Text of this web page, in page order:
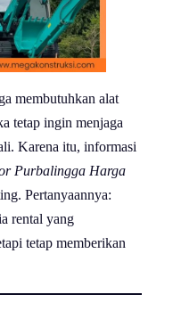
membutuhkan alat
tetap ingin menjaga
Karena itu, informasi
Purbalingga Harga
Pertanyaannya:
rental yang
tetap memberikan